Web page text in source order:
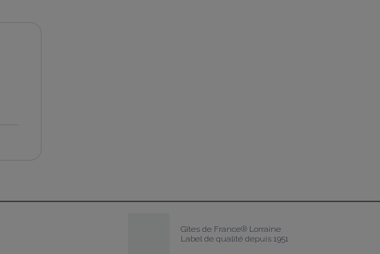
Gîtes de France® Lorraine
Label de qualité depuis 1951